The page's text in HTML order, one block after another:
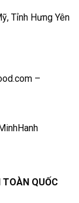
Tỉnh Hưng Yên
–
TOÀN QUỐC